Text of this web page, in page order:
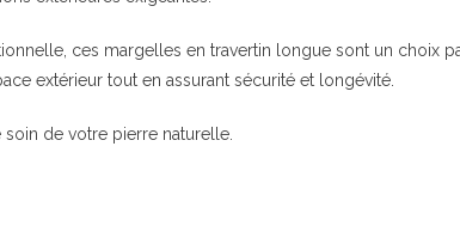
ces margelles en travertin longue sont un choix
extérieur tout en assurant sécurité et longévité.
de votre pierre naturelle.